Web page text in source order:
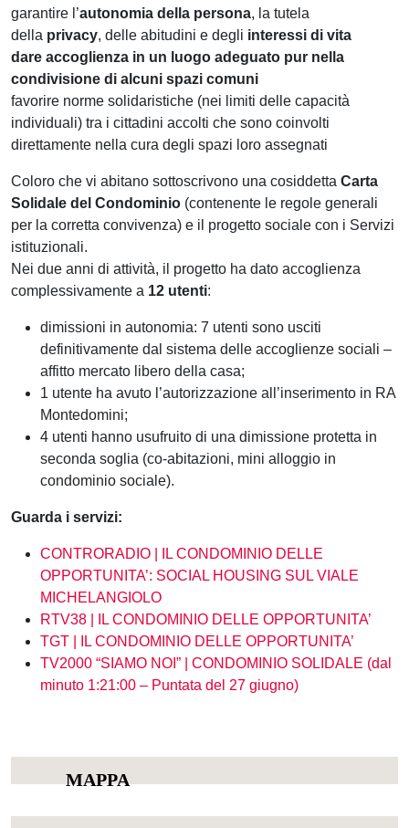
garantire l’autonomia della persona, la tutela
della privacy, delle abitudini e degli interessi di vita
dare accoglienza in un luogo adeguato pur nella
condivisione di alcuni spazi comuni
favorire norme solidaristiche (nei limiti delle capacità
individuali) tra i cittadini accolti che sono coinvolti
direttamente nella cura degli spazi loro assegnati
Coloro che vi abitano sottoscrivono una cosiddetta Carta
Solidale del Condominio (contenente le regole generali
per la corretta convivenza) e il progetto sociale con i Servizi
istituzionali.
Nei due anni di attività, il progetto ha dato accoglienza
complessivamente a 12 utenti:
dimissioni in autonomia: 7 utenti sono usciti
definitivamente dal sistema delle accoglienze sociali –
affitto mercato libero della casa;
1 utente ha avuto l’autorizzazione all’inserimento in RA
Montedomini;
4 utenti hanno usufruito di una dimissione protetta in
seconda soglia (co-abitazioni, mini alloggio in
condominio sociale).
Guarda i servizi:
CONTRORADIO | IL CONDOMINIO DELLE
OPPORTUNITA’: SOCIAL HOUSING SUL VIALE
MICHELANGIOLO
RTV38 | IL CONDOMINIO DELLE OPPORTUNITA’
TGT | IL CONDOMINIO DELLE OPPORTUNITA’
TV2000 “SIAMO NOI” | CONDOMINIO SOLIDALE (dal
minuto 1:21:00 – Puntata del 27 giugno)
MAPPA